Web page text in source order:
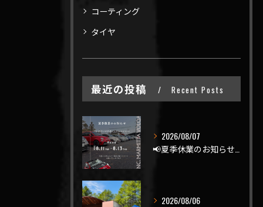
コーティング
タイヤ
最近の投稿 Recent Posts
2026/08/07
2026/08/06